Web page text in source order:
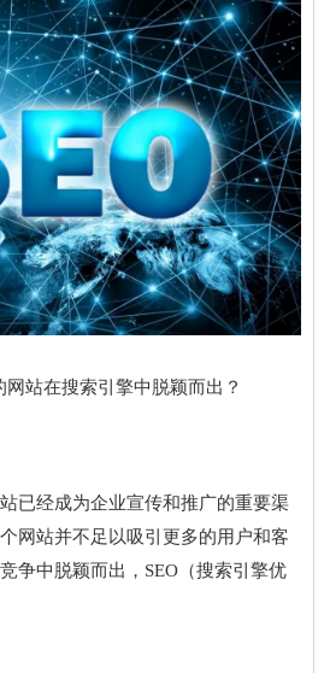
网站在搜索引擎中脱颖而出？
已经成为企业宣传和推广的重要渠
网站并不足以吸引更多的用户和客
争中脱颖而出，SEO（搜索引擎优